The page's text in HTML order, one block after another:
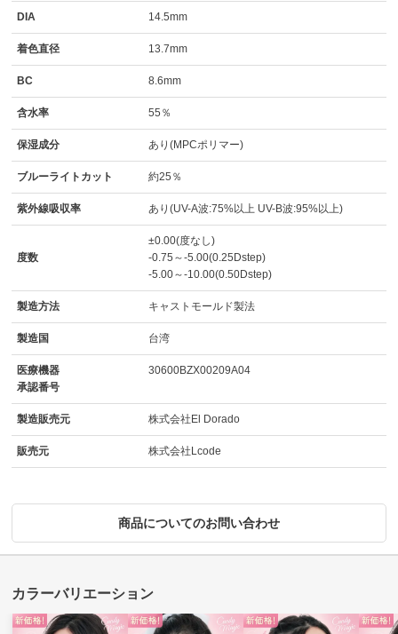
DIA 14.5mm
着色直径 13.7mm
BC 8.6mm
含水率 55％
保湿成分 あり(MPCポリマー)
ブルーライトカット 約25％
紫外線吸収率 あり(UV-A波:75%以上 UV-B波:95%以上)
度数
±0.00(度なし)
-0.75～-5.00(0.25Dstep)
-5.00～-10.00(0.50Dstep)
製造方法 キャストモールド製法
製造国 台湾
医療機器
承認番号
30600BZX00209A04
製造販売元 株式会社El Dorado
販売元 株式会社Lcode
商品についてのお問い合わせ